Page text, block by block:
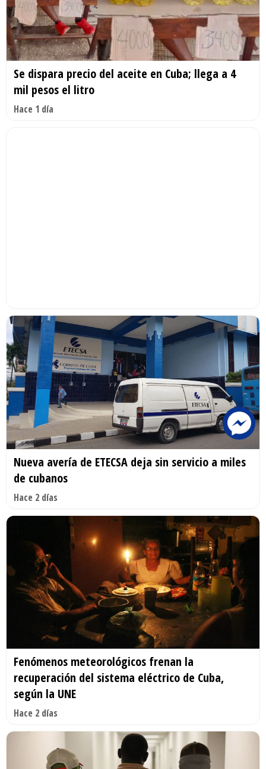
Se dispara precio del aceite en Cuba; llega a 4
mil pesos el litro
Hace 1 día
Nueva avería de ETECSA deja sin servicio a miles
de cubanos
Hace 2 días
Fenómenos meteorológicos frenan la
recuperación del sistema eléctrico de Cuba,
según la UNE
Hace 2 días